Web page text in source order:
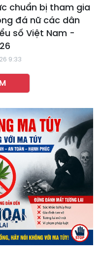
chuẩn bị tham gia
đá nữ các dân
số Việt Nam -
9:33